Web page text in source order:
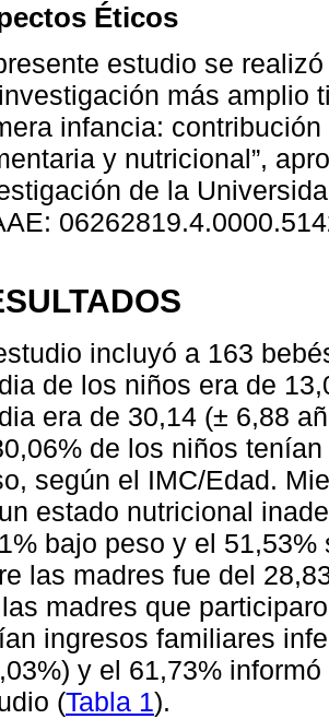
Éticos
estudio se
más amplio
infancia:
y nutricional”,
de la
incluyó a 163
de los niños era de
era de 30,14 (± 6,88
de los niños
según el IMC/Edad.
estado nutricional
bajo peso y el
las madres fue del
madres que
ingresos familiares
y el 61,73%
(Tabla 1).